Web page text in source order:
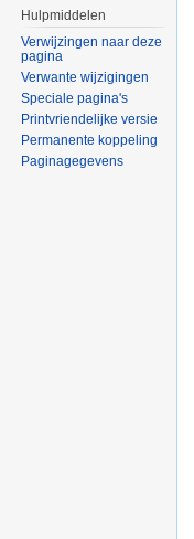
Hulpmiddelen
Verwijzingen naar deze
pagina
Verwante wijzigingen
Speciale pagina's
Printvriendelijke versie
Permanente koppeling
Paginagegevens